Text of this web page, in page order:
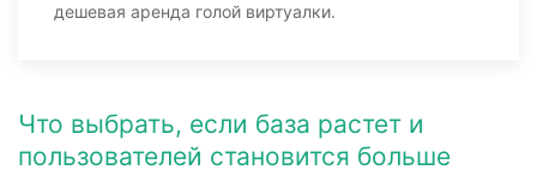
дешевая аренда голой виртуалки.
Что выбрать, если база растет и
пользователей становится больше